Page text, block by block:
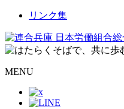
リンク集
MENU